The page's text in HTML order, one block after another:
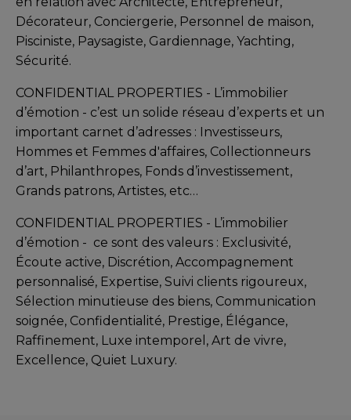
Décorateur, Conciergerie, Personnel de maison,
Pisciniste, Paysagiste, Gardiennage, Yachting,
Sécurité.
CONFIDENTIAL PROPERTIES - L’immobilier
d’émotion - c’est un solide réseau d’experts et un
important carnet d’adresses : Investisseurs,
Hommes et Femmes d'affaires, Collectionneurs
d’art, Philanthropes, Fonds d’investissement,
Grands patrons, Artistes, etc…
CONFIDENTIAL PROPERTIES - L’immobilier
d’émotion - ce sont des valeurs : Exclusivité,
Écoute active, Discrétion, Accompagnement
personnalisé, Expertise, Suivi clients rigoureux,
Sélection minutieuse des biens, Communication
soignée, Confidentialité, Prestige, Élégance,
Raffinement, Luxe intemporel, Art de vivre,
Excellence, Quiet Luxury.